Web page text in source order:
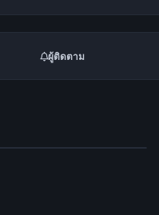
ผู้ติดตาม